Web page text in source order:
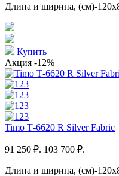
Длина и ширина, (см)-
Купить
Акция -12%
Timo Т-6620 R Silver Fabric
91 250 ₽. 103 700 ₽.
Длина и ширина, (см)-